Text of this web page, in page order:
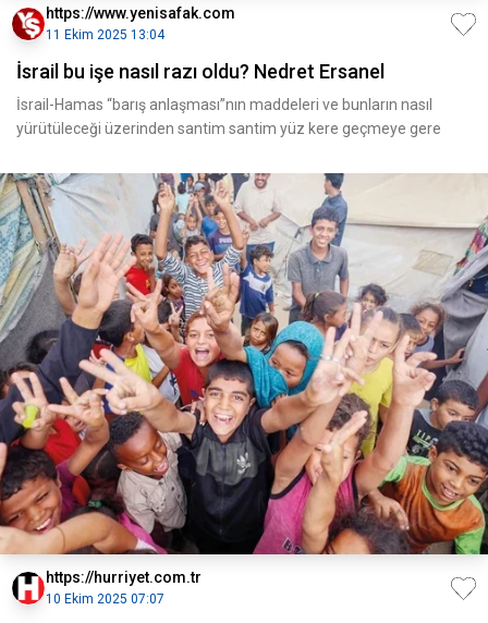
https://www.yenisafak.com
11 Ekim 2025 13:04
İsrail bu işe nasıl razı oldu? Nedret Ersanel
İsrail-Hamas “barış anlaşması”nın maddeleri ve bunların nasıl
yürütüleceği üzerinden santim santim yüz kere geçmeye gere
https://hurriyet.com.tr
10 Ekim 2025 07:07